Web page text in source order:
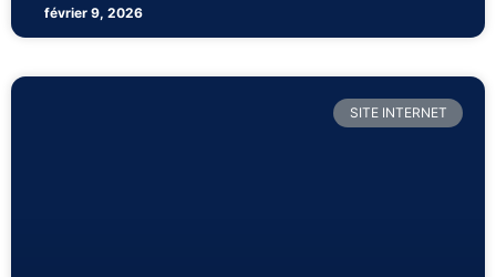
février 9, 2026
SITE INTERNET